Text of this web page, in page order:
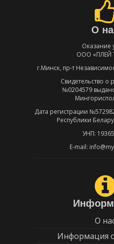
О
Оказание
ООО «ПЛЕЙ
г.Минск, пр-т
Свидетельство о
№0204579
Дата регистрации
Республики
УНП:
E-mail:
О
Информация